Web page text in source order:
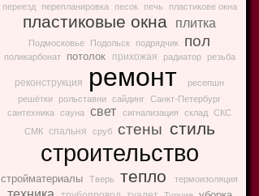
переезд перепланировка песок печь пластикове окна
пластиковые окна плитка
Подмосковье Подольск подрядчик пол
поликарбонат потолок прихожая радиатор резьба
реконструкция ремонт
ресепшн
решётки
рольставни сайдинг Санкт-Петербург
сантехника
сауна свет сигнализация склад СКС
СМК спальня сруб стены стиль
строительство
стройматериалы Тверь тепло термоизоляция